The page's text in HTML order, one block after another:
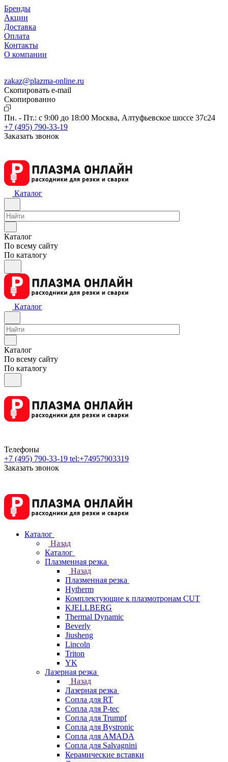
Бренды
Акции
Доставка
Оплата
Контакты
О компании
zakaz@plazma-online.ru
Скопировать e-mail
Cкопированно
Пн. - Пт.: с 9:00 до 18:00 Москва, Алтуфьевское шоссе 37с24
+7 (495) 790-33-19
Заказать звонок
Каталог
Каталог
По всему сайту
По каталогу
Каталог
Каталог
По всему сайту
По каталогу
Телефоны
+7 (495) 790-33-19 tel:+74957903319
Заказать звонок
Каталог
Назад
Каталог
Плазменная резка
Назад
Плазменная резка
Hytherm
Комплектующие к плазмотронам CUT
KJELLBERG
Thermal Dynamic
Beverly
Jiusheng
Lincoln
Triton
YK
Лазерная резка
Назад
Лазерная резка
Сопла для RT
Сопла для P-tec
Сопла для Trumpf
Сопла для Bystronic
Сопла для AMADA
Сопла для Salvagnini
Керамические вставки